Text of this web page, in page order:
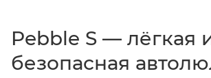
Pebble S — лёгкая
безопасная